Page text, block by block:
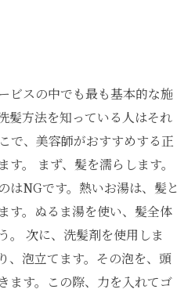
ビスの中でも最も基本的な施
髪方法を知っている人はそれ
で、美容師がおすすめする正
す。 まず、髪を濡らします。
はNGです。熱いお湯は、髪と
す。ぬるま湯を使い、髪全体
。 次に、洗髪剤を使用しま
、泡立てます。その泡を、頭
ます。この際、力を入れてゴ